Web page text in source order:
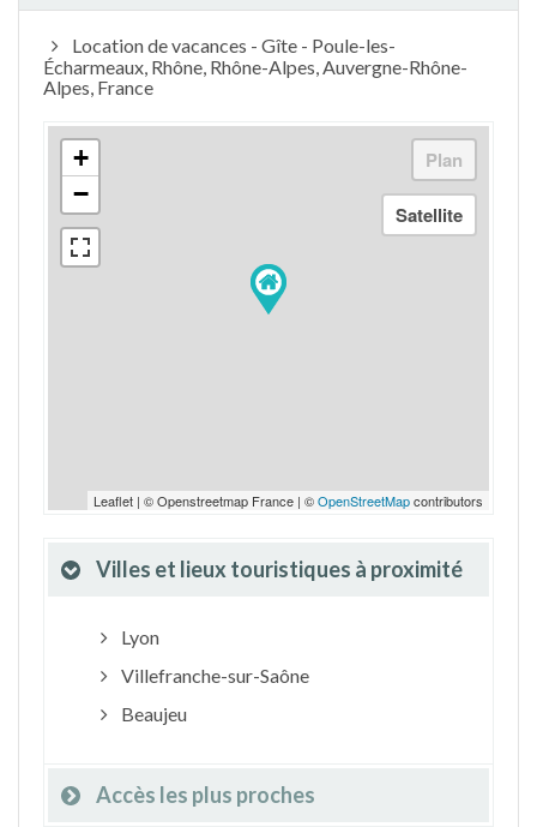
Location de vacances - Gîte - Poule-les-
Écharmeaux, Rhône, Rhône-Alpes, Auvergne-Rhône-
Alpes, France
+
−
Leaflet | © Openstreetmap France | ©OpenStreetMapcontributors
Villes et lieux touristiques à proximité
Lyon
Villefranche-sur-Saône
Beaujeu
Accès les plus proches